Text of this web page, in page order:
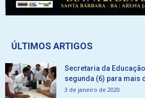
ÚLTIMOS ARTIGOS
Secretaria da
segunda (6) para mais
3 de janeiro de 2020